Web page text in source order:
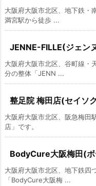
大阪府大阪市北区、地下鉄・
満宮駅から徒歩 ...
JENNE-FILLE(ジェン
大阪府大阪市北区、谷町線・
分の整体「JENN ...
整足院 梅田店(セイソ
大阪府大阪市北区、阪急梅田
店」です。
BodyCure大阪梅田(
大阪府大阪市北区、地下鉄四
「BodyCure大阪梅 ...